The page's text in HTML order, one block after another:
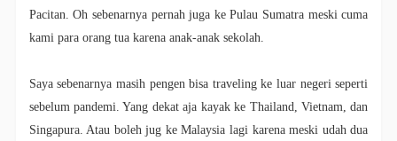
Pacitan. Oh sebenarnya pernah juga ke Pulau Sumatra meski cuma
kami para orang tua karena anak-anak sekolah.
Saya sebenarnya masih pengen bisa traveling ke luar negeri seperti
sebelum pandemi. Yang dekat aja kayak ke Thailand, Vietnam, dan
Singapura. Atau boleh jug ke Malaysia lagi karena meski udah dua